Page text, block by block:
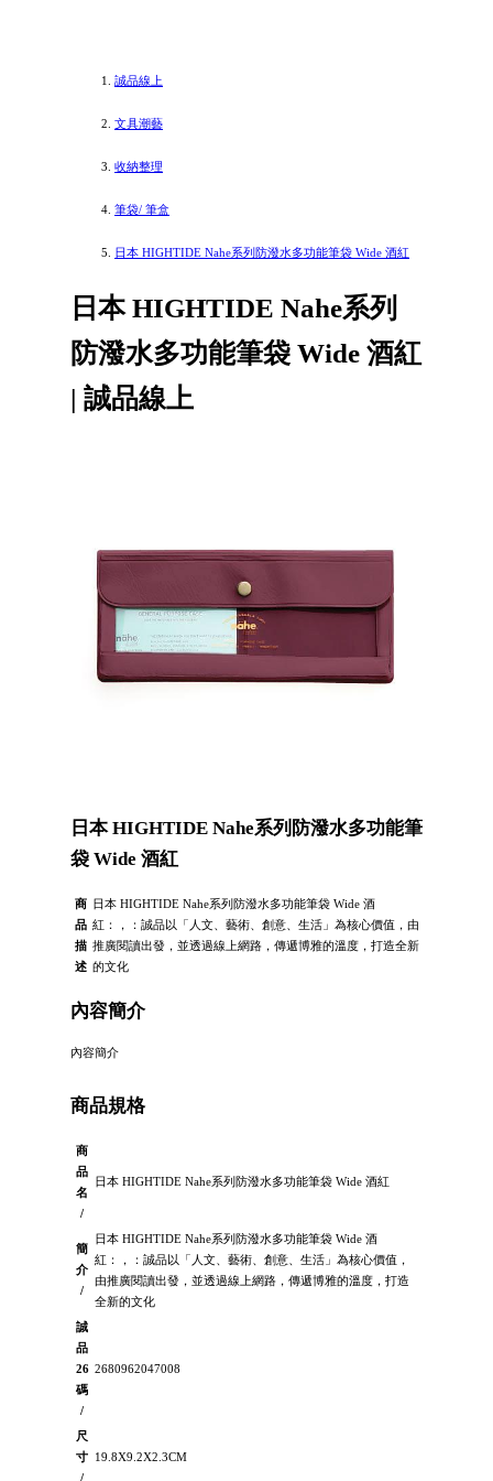
誠品線上
文具潮藝
收納整理
筆袋/ 筆盒
日本 HIGHTIDE Nahe系列防潑水多功能筆袋 Wide 酒紅
日本 HIGHTIDE Nahe系列
防潑水多功能筆袋 Wide 酒紅
| 誠品線上
日本 HIGHTIDE Nahe系列防潑水多功能筆
袋 Wide 酒紅
商
品
描
述
日本 HIGHTIDE Nahe系列防潑水多功能筆袋 Wide 酒
紅：，：誠品以「人文、藝術、創意、生活」為核心價值，由
推廣閱讀出發，並透過線上網路，傳遞博雅的溫度，打造全新
的文化
內容簡介
內容簡介
商品規格
商
品
名
/
日本 HIGHTIDE Nahe系列防潑水多功能筆袋 Wide 酒紅
簡
介
/
日本 HIGHTIDE Nahe系列防潑水多功能筆袋 Wide 酒
紅：，：誠品以「人文、藝術、創意、生活」為核心價值，
由推廣閱讀出發，並透過線上網路，傳遞博雅的溫度，打造
全新的文化
誠
品
26
碼
/
2680962047008
尺
寸
/
19.8X9.2X2.3CM